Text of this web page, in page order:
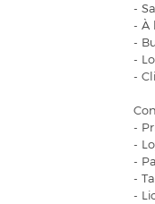
-
- À
-
-
-
-
-
-
-
-